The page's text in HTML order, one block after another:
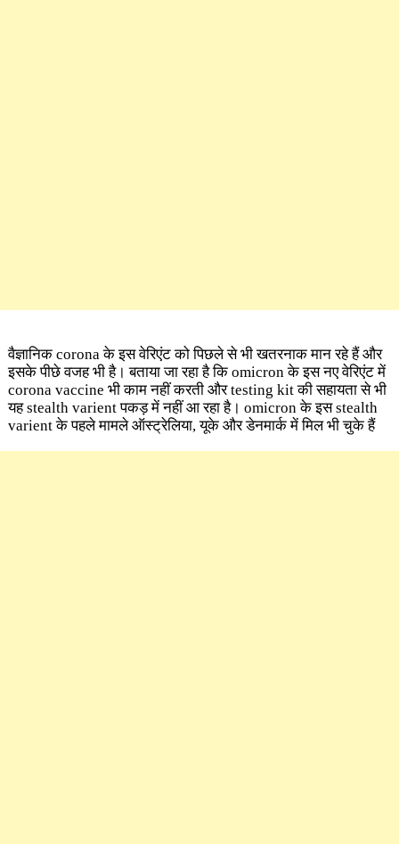
वैज्ञानिक corona के इस वेरिएंट को पिछले से भी खतरनाक मान रहे हैं और
इसके पीछे वजह भी है। बताया जा रहा है कि omicron के इस नए वेरिएंट में
corona vaccine भी काम नहीं करती और testing kit की सहायता से भी
यह stealth varient पकड़ में नहीं आ रहा है। omicron के इस stealth
varient के पहले मामले ऑस्ट्रेलिया, यूके और डेनमार्क में मिल भी चुके हैं